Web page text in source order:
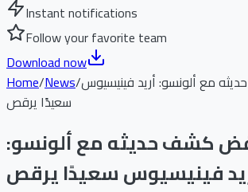
Instant notifications
Follow your favorite team
Download now
Home/News/مع ألونسو: أريد فينيسيوس
سعيدًا يرقص
كشف حديثه مع ألونسو:
فينيسيوس سعيدًا يرقص